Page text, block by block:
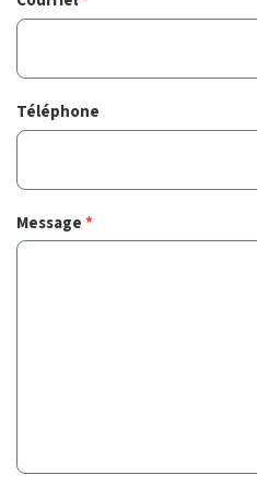
Téléphone
Message*